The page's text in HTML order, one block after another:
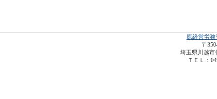
原経営労
〒
埼玉県川越市
ＴＥＬ：